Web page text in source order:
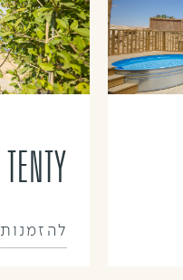
Tenty
להזמנות